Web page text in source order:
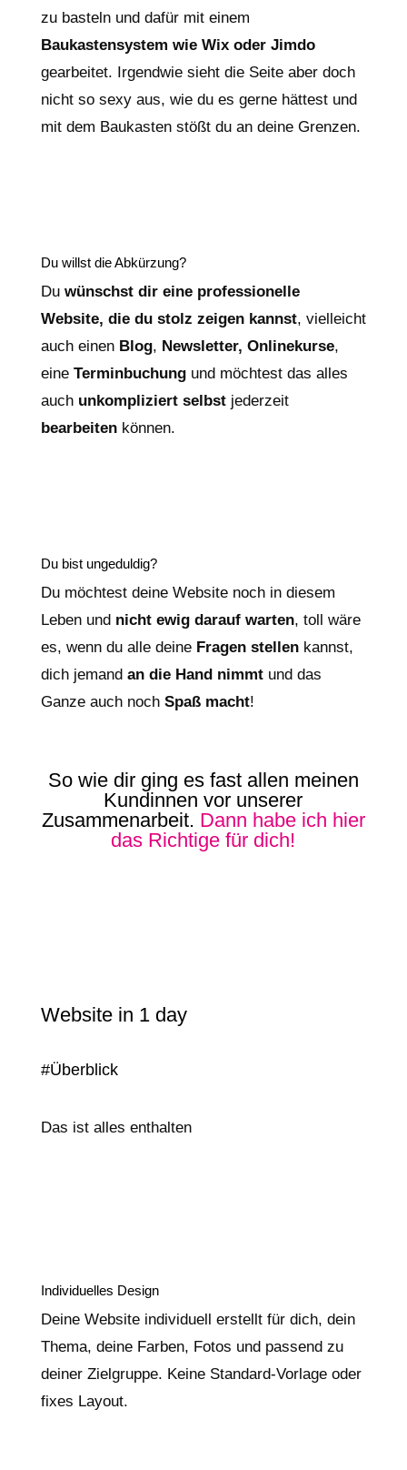
zu basteln und dafür mit einem
Baukastensystem wie Wix oder Jimdo
gearbeitet. Irgendwie sieht die Seite aber doch
nicht so sexy aus, wie du es gerne hättest und
mit dem Baukasten stößt du an deine Grenzen.
Du willst die Abkürzung?
Du wünschst dir eine professionelle
Website, die du stolz zeigen kannst, vielleicht
auch einen Blog, Newsletter, Onlinekurse,
eine Terminbuchungund möchtest das alles
auch unkompliziert selbstjederzeit
bearbeitenkönnen.
Du bist ungeduldig?
Du möchtest deine Website noch in diesem
Leben und nicht ewig darauf warten, toll wäre
es, wenn du alle deine Fragen stellenkannst,
dich jemand an die Hand nimmtund das
Ganze auch noch Spaß macht!
So wie dir ging es fast allen meinen
Kundinnen vor unserer
Zusammenarbeit. Dann habe ich hier
das Richtige für dich!
Website in 1 day
#Überblick
Das ist alles enthalten
Individuelles Design
Deine Website individuell erstellt für dich, dein
Thema, deine Farben, Fotos und passend zu
deiner Zielgruppe. Keine Standard-Vorlage oder
fixes Layout.